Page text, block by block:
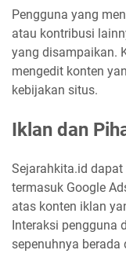
Pengguna yang
atau kontribusi
yang disampaikan.
mengedit konten
kebijakan situs.
Iklan dan
Sejarahkita.id
termasuk Google
atas konten iklan
Interaksi pengguna
sepenuhnya